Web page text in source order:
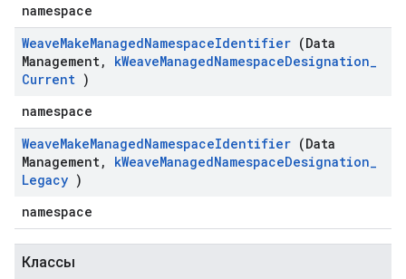
namespace
WeaveMakeManagedNamespaceIdentifier (Data
Management, kWeaveManagedNamespaceDesignation_
Current )
namespace
WeaveMakeManagedNamespaceIdentifier (Data
Management, kWeaveManagedNamespaceDesignation_
Legacy )
namespace
Классы